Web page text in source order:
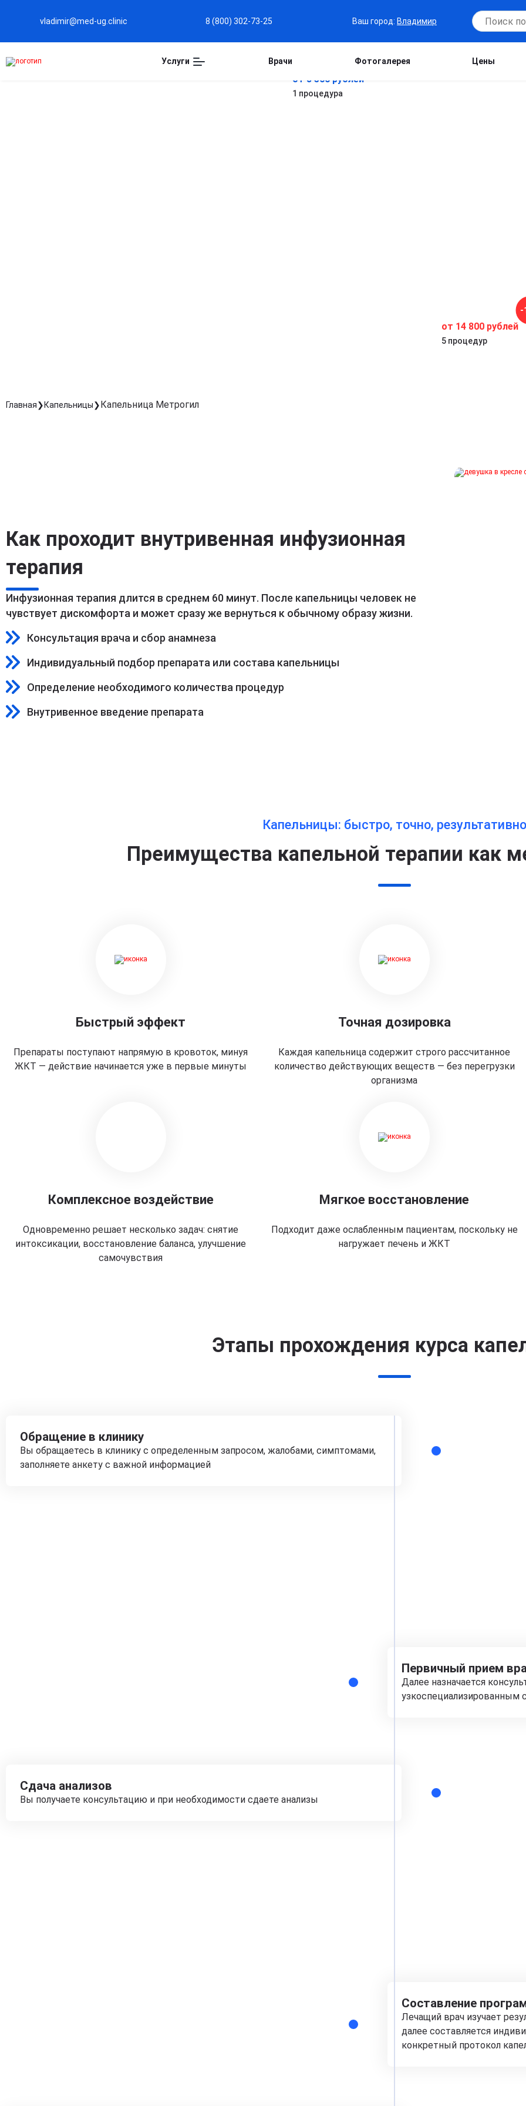
vladimir@med-ug.clinic 8 (800) 302-73-25 Ваш город: Владимир
Услуги Врачи Фотогалерея Цены
от 3 500 рублей
1 процедура
от 14 800 рублей
5 процедур
-
Главная Капельницы Капельница Метрогил
Как проходит внутривенная инфузионная
терапия
Инфузионная терапия длится в среднем 60 минут. После капельницы человек не
чувствует дискомфорта и может сразу же вернуться к обычному образу жизни.
Консультация врача и сбор анамнеза
Индивидуальный подбор препарата или состава капельницы
Определение необходимого количества процедур
Внутривенное введение препарата
Капельницы: быстро, точно, результативно
Преимущества капельной терапии как
Быстрый эффект
Препараты поступают напрямую в кровоток, минуя
ЖКТ — действие начинается уже в первые минуты
Точная дозировка
Каждая капельница содержит строго рассчитанное
количество действующих веществ — без перегрузки
организма
Комплексное воздействие
Одновременно решает несколько задач: снятие
интоксикации, восстановление баланса, улучшение
самочувствия
Мягкое восстановление
Подходит даже ослабленным пациентам, поскольку не
нагружает печень и ЖКТ
Этапы прохождения курса
Обращение в клинику
Вы обращаетесь в клинику с определенным запросом, жалобами, симптомами,
заполняете анкету с важной информацией
Первичный прием
Далее назначается
узкоспециализированным
Сдача анализов
Вы получаете консультацию и при необходимости сдаете анализы
Составление
Лечащий врач изучает
далее составляется
конкретный протокол